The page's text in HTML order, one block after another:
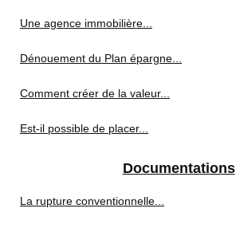
Une agence immobilière...
Dénouement du Plan épargne...
Comment créer de la valeur...
Est-il possible de placer...
Documentations
La rupture conventionnelle...